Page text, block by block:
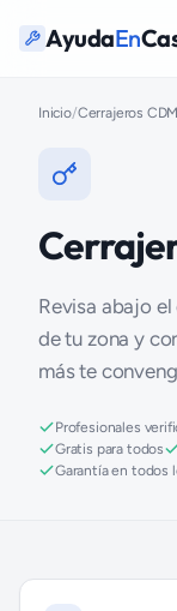
AyudaEn
Inicio/Cerrajeros
Revisa abajo
de tu zona y
más te
Profesionales
Gratis para todos
Garantía en todos
Cerrajeros